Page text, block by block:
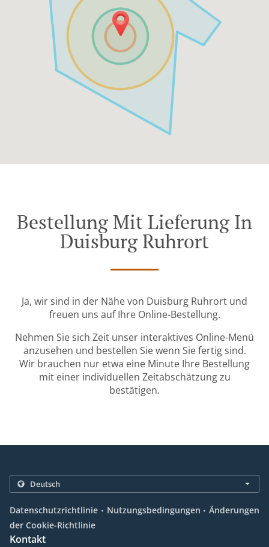
Bestellung Mit Lieferung In
Duisburg Ruhrort
Ja, wir sind in der Nähe von Duisburg Ruhrort und
freuen uns auf Ihre Online-Bestellung.
Nehmen Sie sich Zeit unser interaktives Online-Menü
anzusehen und bestellen Sie wenn Sie fertig sind.
Wir brauchen nur etwa eine Minute Ihre Bestellung
mit einer individuellen Zeitabschätzung zu
bestätigen.
Datenschutzrichtlinie . Nutzungsbedingungen . Änderungen
der Cookie-Richtlinie
Kontakt